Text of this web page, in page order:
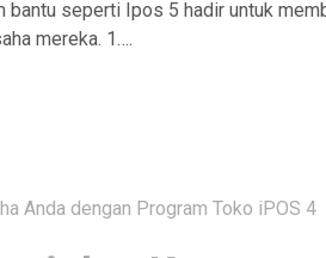
bantu seperti Ipos 5 hadir untuk
mereka. 1….